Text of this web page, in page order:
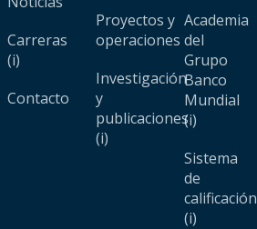
Carreras
(i)
Contacto
Proyectos y
operaciones
Investigación
y
publicaciones
(i)
Academia
del
Grupo
Banco
Mundial
(i)
Sistema
de
calificación
(i)